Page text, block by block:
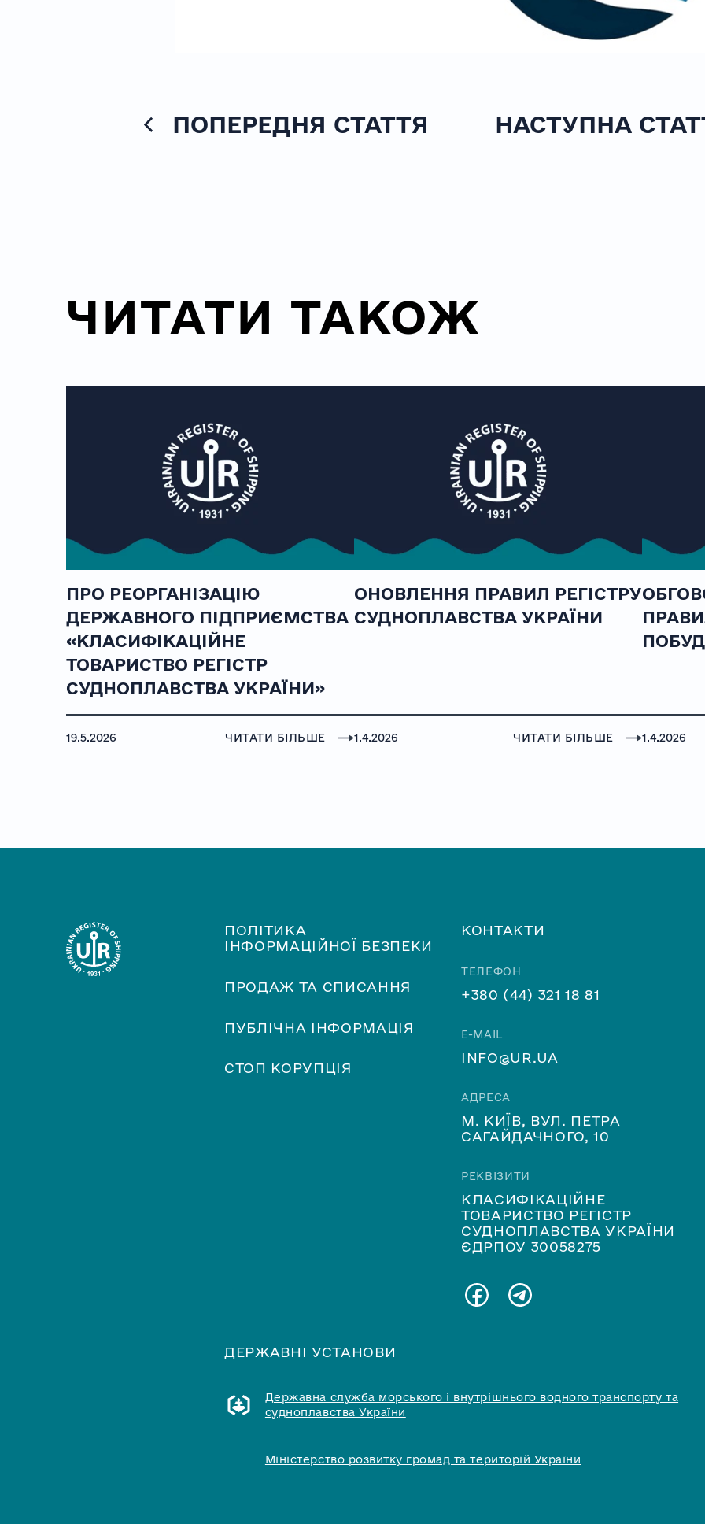
ПОПЕРЕДНЯ СТАТТЯ НАСТУПНА
ЧИТАТИ ТАКОЖ
ПРО РЕОРГАНІЗАЦІЮ
ДЕРЖАВНОГО ПІДПРИЄМСТВА
«КЛАСИФІКАЦІЙНЕ
ТОВАРИСТВО РЕГІСТР
СУДНОПЛАВСТВА УКРАЇНИ»
19.5.2026 ЧИТАТИ БІЛЬШЕ
ОНОВЛЕННЯ ПРАВИЛ РЕГІСТРУ
СУДНОПЛАВСТВА УКРАЇНИ
1.4.2026 ЧИТАТИ БІЛЬШЕ 1.4.2026
ПОЛІТИКА
ІНФОРМАЦІЙНОЇ БЕЗПЕКИ
ПРОДАЖ ТА СПИСАННЯ
ПУБЛІЧНА ІНФОРМАЦІЯ
СТОП КОРУПЦІЯ
КОНТАКТИ
ТЕЛЕФОН
+380 (44) 321 18 81
E-MAIL
INFO@UR.UA
АДРЕСА
М. КИЇВ, ВУЛ. ПЕТРА
САГАЙДАЧНОГО, 10
РЕКВІЗИТИ
КЛАСИФІКАЦІЙНЕ
ТОВАРИСТВО РЕГІСТР
СУДНОПЛАВСТВА УКРАЇНИ
ЄДРПОУ 30058275
ДЕРЖАВНІ УСТАНОВИ
Державна служба морського і внутрішнього водного транспорту та
судноплавства України
Міністерство розвитку громад та територій України